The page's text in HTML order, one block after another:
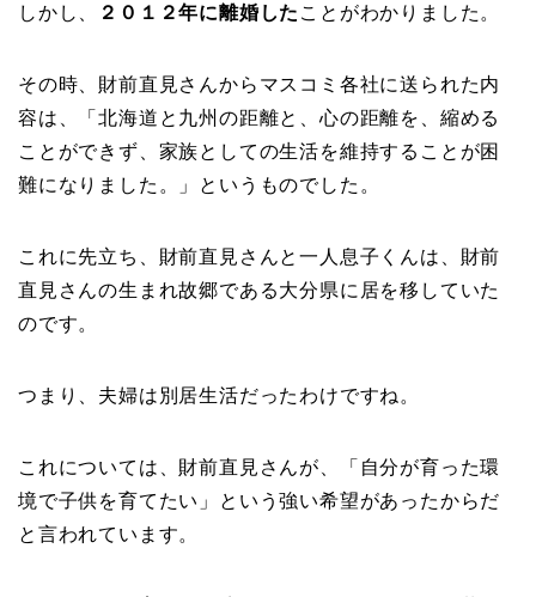
しかし、 ２０１２年に離婚した ことがわかりました。
その時、財前直見さんからマスコミ各社に送られた内
容は、「北海道と九州の距離と、心の距離を、縮める
ことができず、家族としての生活を維持することが困
難になりました。」というものでした。
これに先立ち、財前直見さんと一人息子くんは、財前
直見さんの生まれ故郷である大分県に居を移していた
のです。
つまり、夫婦は別居生活だったわけですね。
これについては、財前直見さんが、「自分が育った環
境で子供を育てたい」という強い希望があったからだ
と言われています。